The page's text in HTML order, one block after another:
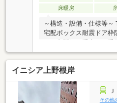
床暖房
～構造・設備・仕様等
宅配ボックス耐震ドア枠
ス 窓の一部を除く）24
機能付給湯器フルオート
床暖房（ＬＤ）カウン
通アクセス～・東京メト
町」駅 徒歩2分・都営
東西線「日本橋」駅 徒
イニシア上野根岸
その他